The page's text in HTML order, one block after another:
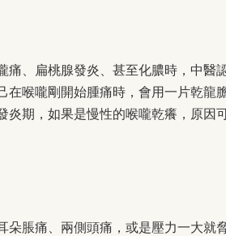
痛、扁桃腺發炎、甚至化膿時，中醫
在喉嚨剛開始腫痛時，會用一片乾龍
炎期，如果是慢性的喉嚨乾癢，原因
朵脹痛、兩側頭痛，或是壓力一大就